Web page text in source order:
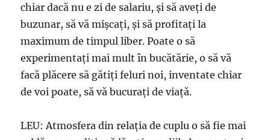
chiar dacă nu e zi de salariu, şi să aveţi de
buzunar, să vă mişcaţi, şi să profitaţi la
maximum de timpul liber. Poate o să
experimentaţi mai mult în bucătărie, o să vă
facă plăcere să gătiţi feluri noi, inventate chiar
de voi poate, să vă bucuraţi de viaţă.
LEU: Atmosfera din relaţia de cuplu o să fie mai